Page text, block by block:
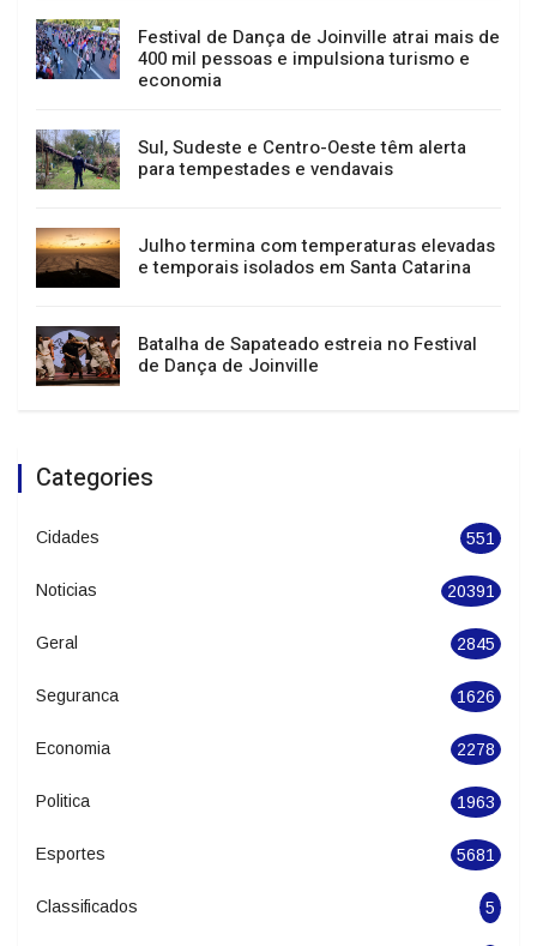
Migração do sistema tributário em
Joinville interromperá serviços entre 15 e
23 de agosto
Festival de Dança de Joinville atrai mais de
400 mil pessoas e impulsiona turismo e
economia
Sul, Sudeste e Centro-Oeste têm alerta
para tempestades e vendavais
Julho termina com temperaturas elevadas
e temporais isolados em Santa Catarina
de Dança de Joinville
Categories
Cidades 551
Noticias 20391
Geral 2845
Seguranca 1626
Economia 2278
Politica 1963